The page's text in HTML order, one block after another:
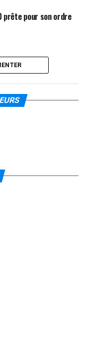
prête pour son ordre